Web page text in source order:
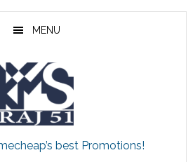
MENU
best Promotions!